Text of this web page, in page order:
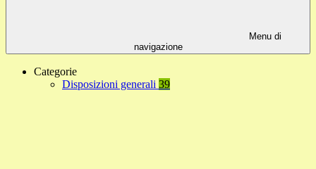
Menu di
navigazione
Categorie
Disposizioni generali 39